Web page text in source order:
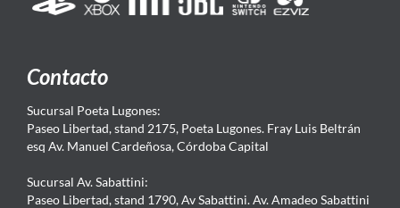
Contacto
Sucursal Poeta Lugones:
Paseo Libertad, stand 2175, Poeta Lugones. Fray Luis Beltrán
esq Av. Manuel Cardeñosa, Córdoba Capital
Sucursal Av. Sabattini:
Paseo Libertad, stand 1790, Av Sabattini. Av. Amadeo Sabattini